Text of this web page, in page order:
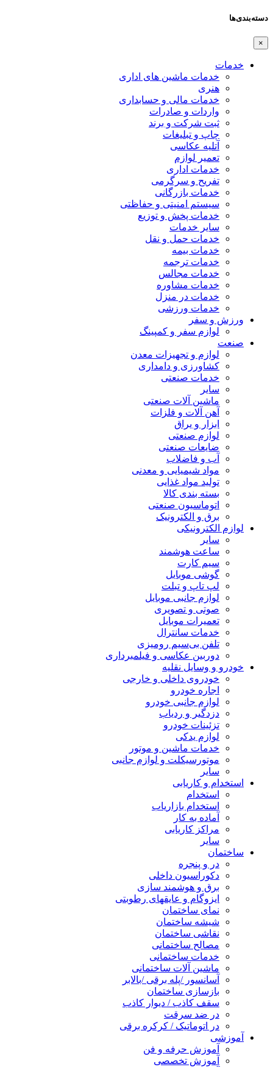
دسته‌بندی‌ها
×
خدمات
خدمات ماشین های اداری
هنری
خدمات مالی و حسابداری
واردات و صادرات
ثبت شرکت و برند
چاپ و تبلیغات
آتلیه عکاسی
تعمیر لوازم
خدمات اداری
تفریح و سرگرمی
خدمات بازرگانی
سیستم امنیتی و حفاظتی
خدمات پخش و توزیع
سایر خدمات
خدمات حمل و نقل
خدمات بیمه
خدمات ترجمه
خدمات مجالس
خدمات مشاوره
خدمات در منزل
خدمات ورزشی
ورزش و سفر
لوازم سفر و کمپینگ
صنعت
لوازم و تجهیزات معدن
کشاورزی و دامداری
خدمات صنعتی
سایر
ماشین آلات صنعتی
آهن آلات و فلزات
ابزار و یراق
لوازم صنعتی
ضایعات صنعتی
آب و فاضلاب
مواد شیمیایی و معدنی
تولید مواد غذایی
بسته بندی کالا
اتوماسیون صنعتی
برق و الکترونیک
لوازم الکترونیکی
سایر
ساعت هوشمند
سیم کارت
گوشی موبایل
لپ تاپ و تبلت
لوازم جانبی موبایل
صوتی و تصویری
تعمیرات موبایل
خدمات سانترال
تلفن بی‌سیم رومیزی
دوربین عکاسی و فیلمبرداری
خودرو و وسایل نقلیه
خودروی داخلی و خارجی
اجاره خودرو
لوازم جانبی خودرو
دزدگیر و ردیاب
تزئینات خودرو
لوازم یدکی
خدمات ماشین و موتور
موتورسیکلت و لوازم جانبی
سایر
استخدام و کاریابی
استخدام
استخدام بازاریاب
آماده به کار
مراکز کاریابی
سایر
ساختمان
در و پنجره
دکوراسیون داخلی
برق و هوشمند سازی
ایزوگام و عایقهای رطوبتی
نمای ساختمان
شیشه ساختمان
نقاشی ساختمان
مصالح ساختمانی
خدمات ساختمانی
ماشین آلات ساختمانی
آسانسور /پله برقی /بالابر
بازسازی ساختمان
سقف کاذب / دیوار کاذب
در ضد سرقت
در اتوماتیک / کرکره برقی
آموزشی
آموزش حرفه و فن
آموزش تخصصی